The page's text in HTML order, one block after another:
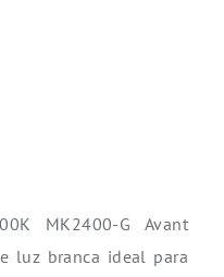
MK2400-G Avant
luz branca ideal para